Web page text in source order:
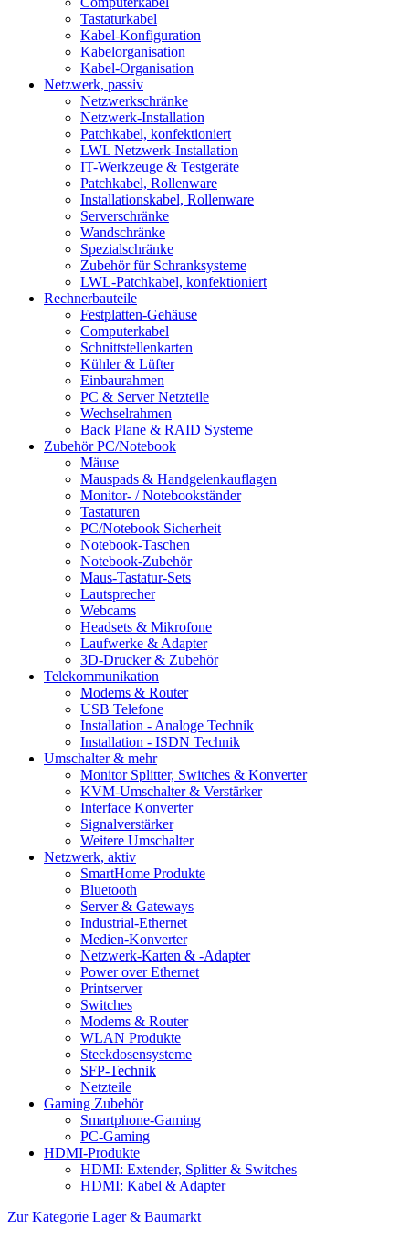
Tastaturkabel
Kabel-Konfiguration
Kabelorganisation
Kabel-Organisation
Netzwerk, passiv
Netzwerkschränke
Netzwerk-Installation
Patchkabel, konfektioniert
LWL Netzwerk-Installation
IT-Werkzeuge & Testgeräte
Patchkabel, Rollenware
Installationskabel, Rollenware
Serverschränke
Wandschränke
Spezialschränke
Zubehör für Schranksysteme
LWL-Patchkabel, konfektioniert
Rechnerbauteile
Festplatten-Gehäuse
Computerkabel
Schnittstellenkarten
Kühler & Lüfter
Einbaurahmen
PC & Server Netzteile
Wechselrahmen
Back Plane & RAID Systeme
Zubehör PC/Notebook
Mäuse
Mauspads & Handgelenkauflagen
Monitor- / Notebookständer
Tastaturen
PC/Notebook Sicherheit
Notebook-Taschen
Notebook-Zubehör
Maus-Tastatur-Sets
Lautsprecher
Webcams
Headsets & Mikrofone
Laufwerke & Adapter
3D-Drucker & Zubehör
Telekommunikation
Modems & Router
USB Telefone
Installation - Analoge Technik
Installation - ISDN Technik
Umschalter & mehr
Monitor Splitter, Switches & Konverter
KVM-Umschalter & Verstärker
Interface Konverter
Signalverstärker
Weitere Umschalter
Netzwerk, aktiv
SmartHome Produkte
Bluetooth
Server & Gateways
Industrial-Ethernet
Medien-Konverter
Netzwerk-Karten & -Adapter
Power over Ethernet
Printserver
Switches
Modems & Router
WLAN Produkte
Steckdosensysteme
SFP-Technik
Netzteile
Gaming Zubehör
Smartphone-Gaming
PC-Gaming
HDMI-Produkte
HDMI: Extender, Splitter & Switches
HDMI: Kabel & Adapter
Zur Kategorie Lager & Baumarkt